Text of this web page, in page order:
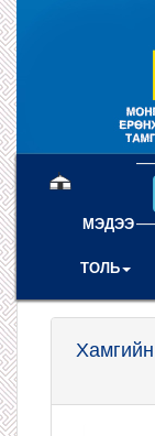
МЭДЭЭ
ТОЛЬ